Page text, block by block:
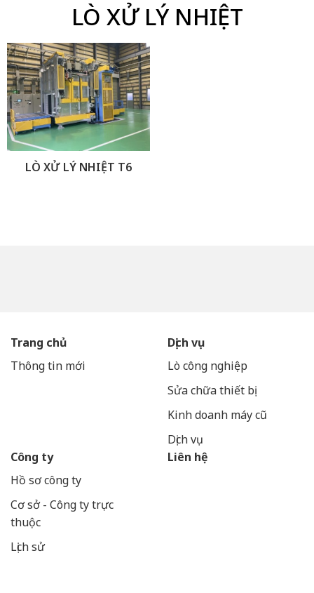
LÒ XỬ LÝ NHIỆT
LÒ XỬ LÝ NHIỆT T6
Trang chủ
Thông tin mới
Dịch vụ
Lò công nghiệp
Sửa chữa thiết bị
Kinh doanh máy cũ
Dịch vụ
Công ty
Hồ sơ công ty
Cơ sở - Công ty trực
thuộc
Lịch sử
Liên hệ